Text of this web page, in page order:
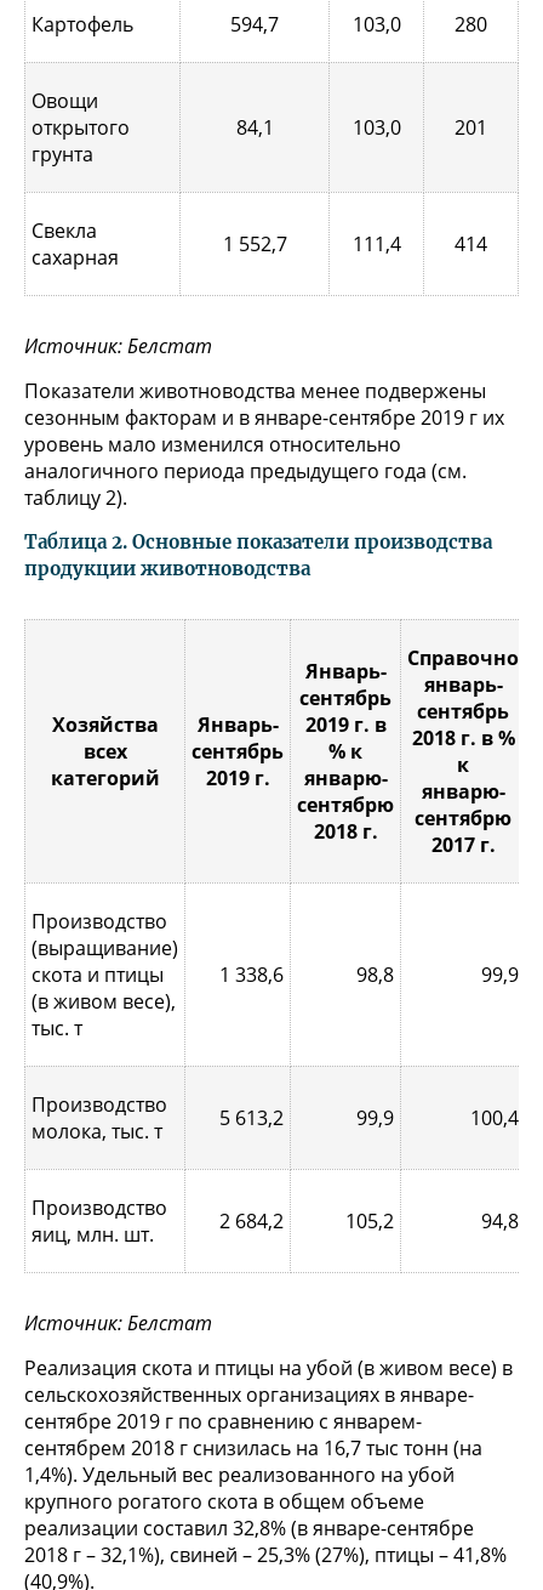
Картофель 594,7 103,0 280
Овощи
открытого
грунта
84,1 103,0 201
Свекла
сахарная
1 552,7 111,4 414
Источник: Белстат
Показатели животноводства менее подвержены
сезонным факторам и в январе-сентябре 2019 г их
уровень мало изменился относительно
аналогичного периода предыдущего года (см.
таблицу 2).
Таблица 2. Основные показатели производства
продукции животноводства
Хозяйства
всех
категорий
Январь-
сентябрь
2019 г.
Январь-
сентябрь
2019 г. в
% к
январю-
сентябрю
2018 г.
Справочно
январь-
сентябрь
2018 г. в %
к
январю-
сентябрю
2017 г.
Производство
(выращивание)
скота и птицы
(в живом весе),
тыс. т
1 338,6 98,8 99,9
Производство
молока, тыс. т
5 613,2 99,9 100,4
Производство
яиц, млн. шт.
2 684,2 105,2 94,8
Источник: Белстат
Реализация скота и птицы на убой (в живом весе) в
сельскохозяйственных организациях в январе-
сентябре 2019 г по сравнению с январем-
сентябрем 2018 г снизилась на 16,7 тыс тонн (на
1,4%). Удельный вес реализованного на убой
крупного рогатого скота в общем объеме
реализации составил 32,8% (в январе-сентябре
2018 г – 32,1%), свиней – 25,3% (27%), птицы – 41,8%
(40,9%).